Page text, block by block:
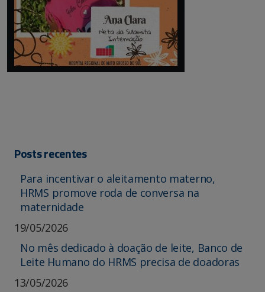
Posts recentes
Para incentivar o aleitamento materno,
HRMS promove roda de conversa na
maternidade
19/05/2026
No mês dedicado à doação de leite, Banco de
Leite Humano do HRMS precisa de doadoras
13/05/2026